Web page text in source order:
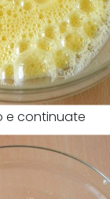
e continuate